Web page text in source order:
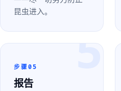
昆虫进入。
5
步骤05
报告